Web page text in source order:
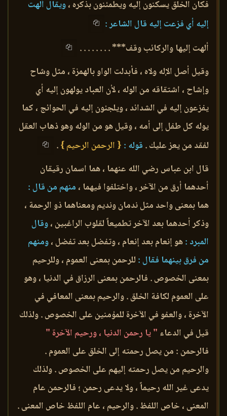
فكان الخلق يسكنون إليه ويطمئنون بذكره ،ويقال ألهت
إليه أي فزعت إليه قال الشاعر :
ألهت إليها والركائب وقف*** . . . . . . . .
وقيل أصل الإله ولاه ، فأبدلت الواو بالهمزة ، مثل وشاح
وإشاح ، اشتقاقه من الوله ، لأن العباد يولهون إليه أي
يفزعون إليه في الشدائد ، ويلجئون إليه في الحوائج ، كما
يوله كل طفل إلى أمه ، وقيل هو من الوله وهو ذهاب العقل
لفقد من يعز عليك . قوله : { الرحمن الرحيم }.
قال ابن عباس رضي الله عنهما ، هما اسمان رقيقان
أحدهما أرق من الآخر ، واختلفوا فيهما ، منهم من قال :
هما بمعنى واحد مثل ندمان ونديم ومعناهما ذو الرحمة ،
وذكر أحدهما بعد الآخر تطميعاً لقلوب الراغبين ،وقال
المبرد :هو إنعام بعد إنعام ، وتفضل بعد تفضل ،ومنهم
من فرق بينهما فقال : للرحمن بمعنى العموم ، وللرحيم
بمعنى الخصوص . فالرحمن بمعنى الرزاق في الدنيا ، وهو
على العموم لكافة الخلق . والرحيم بمعنى المعافي في
الآخرة ، والعفو في الآخرة للمؤمنين على الخصوص . ولذلك
قيل في الدعاء " يا رحمن الدنيا ، ورحيم الآخرة "
فالرحمن : من يصل رحمته إلى الخلق على العموم .
والرحيم من يصل رحمته إليهم على الخصوص . ولذلك
يدعى غير الله رحيماً ، ولا يدعى رحمن ؛ فالرحمن عام
المعنى ، خاص اللفظ . والرحيم ، عام اللفظ خاص المعنى .